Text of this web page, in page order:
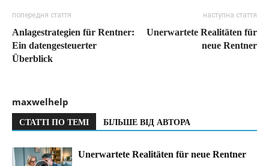
попередня стаття
Anlagestrategien für Rentner:
Ein datengesteuerter
Überblick
наступна стаття
Unerwartete Realitäten für
neue Rentner
maxwelhelp
СТАТТІ ПО ТЕМІ БІЛЬШЕ ВІД АВТОРА
Unerwartete Realitäten für neue Rentner